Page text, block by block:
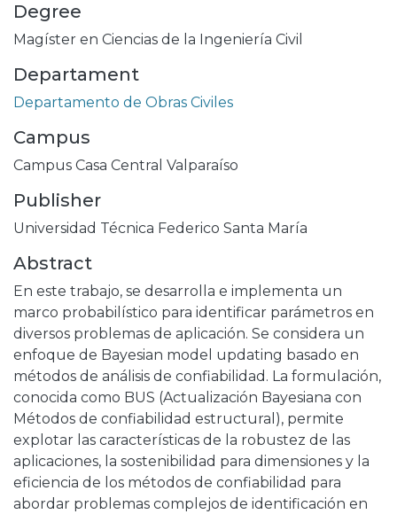
Degree
Magíster en Ciencias de la Ingeniería Civil
Departament
Departamento de Obras Civiles
Campus
Campus Casa Central Valparaíso
Publisher
Universidad Técnica Federico Santa María
Abstract
En este trabajo, se desarrolla e implementa un
marco probabilístico para identificar parámetros en
diversos problemas de aplicación. Se considera un
enfoque de Bayesian model updating basado en
métodos de análisis de confiabilidad. La formulación,
conocida como BUS (Actualización Bayesiana con
Métodos de confiabilidad estructural), permite
explotar las características de la robustez de las
aplicaciones, la sostenibilidad para dimensiones y la
eficiencia de los métodos de confiabilidad para
abordar problemas complejos de identificación en